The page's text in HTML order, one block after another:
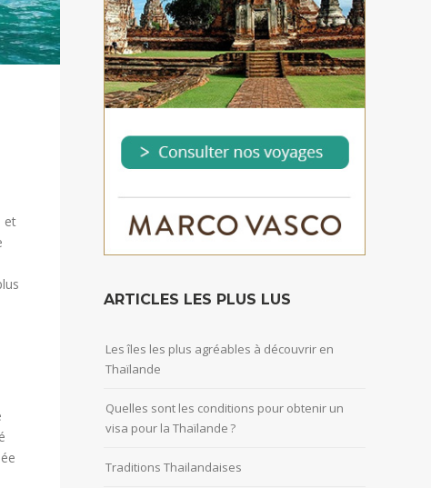
et
ARTICLES LES PLUS LUS
Les îles les plus agréables à découvrir en
Thaïlande
Quelles sont les conditions pour obtenir un
visa pour la Thaïlande ?
Traditions Thailandaises